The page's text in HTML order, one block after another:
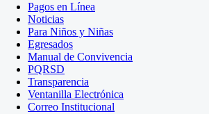
Pagos en Línea
Noticias
Para Niños y Niñas
Egresados
Manual de Convivencia
PQRSD
Transparencia
Ventanilla Electrónica
Correo Institucional